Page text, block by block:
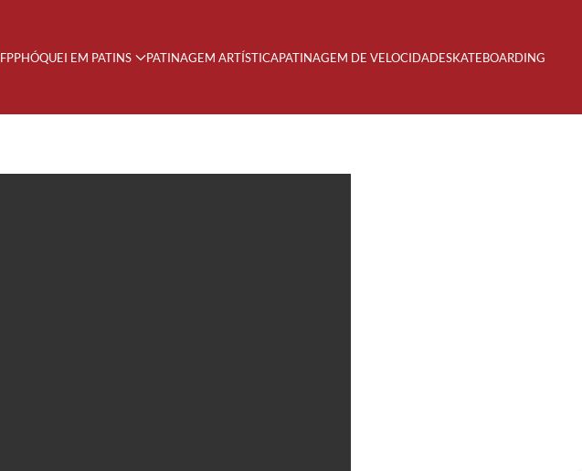
FPPHÓQUEI EM PATINS PATINAGEM ARTÍSTICAPATINAGEM DE VELOCIDADESKATEBOARDING